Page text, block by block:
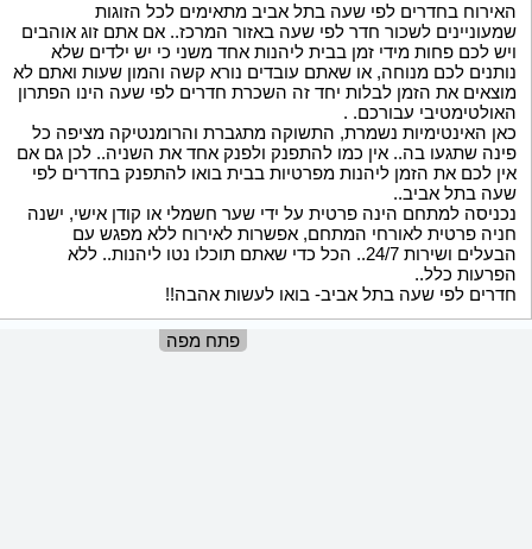
האירוח בחדרים לפי שעה בתל אביב מתאימים לכל הזוגות
שמעוניינים לשכור חדר לפי שעה באזור המרכז.. אם אתם זוג אוהבים
ויש לכם פחות מידי זמן בבית ליהנות אחד משני כי יש ילדים שלא
נותנים לכם מנוחה, או שאתם עובדים נורא קשה והמון שעות ואתם לא
מוצאים את הזמן לבלות יחד זה השכרת חדרים לפי שעה הינו הפתרון
האולטימטיבי עבורכם. .
כאן האינטימיות נשמרת, התשוקה מתגברת והרומנטיקה מציפה כל
פינה שתגעו בה.. אין כמו להתפנק ולפנק אחד את השניה.. לכן גם אם
אין לכם את הזמן ליהנות מפרטיות בבית בואו להתפנק בחדרים לפי
שעה בתל אביב..
נכניסה למתחם הינה פרטית על ידי שער חשמלי או קודן אישי, ישנה
חניה פרטית לאורחי המתחם, אפשרות לאירוח ללא מפגש עם
הבעלים ושירות 24/7.. הכל כדי שאתם תוכלו נטו ליהנות.. ללא
הפרעות כלל..
חדרים לפי שעה בתל אביב- בואו לעשות אהבה!!
פתח מפה